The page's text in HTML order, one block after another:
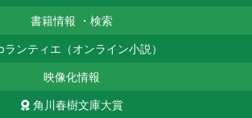
書籍情報 ・ 検索
ランティエ（オンライン小説）
映像化情報
角川春樹文庫大賞